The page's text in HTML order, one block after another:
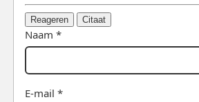
Reageren Citaat
Naam *
E-mail *